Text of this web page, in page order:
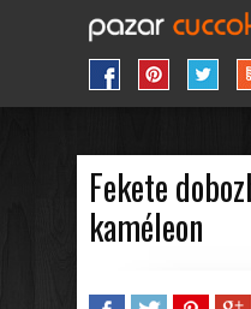
Fekete
kaméleon